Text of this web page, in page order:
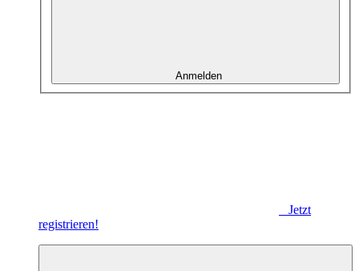
Anmelden
Jetzt
registrieren!